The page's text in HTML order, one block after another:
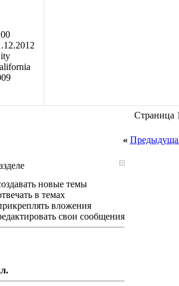
Страница
«
новые темы
в темах
вложения
свои сообщения